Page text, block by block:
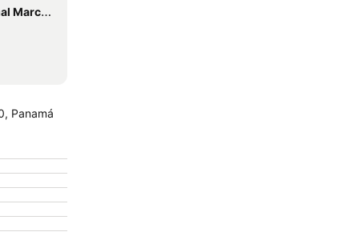
o Albrook
Panamá